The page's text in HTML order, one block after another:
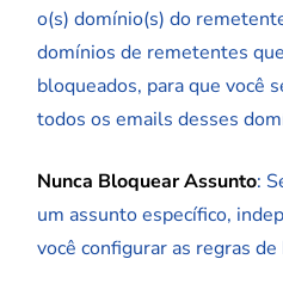
o(s) domínio(s) do
domínios de remetentes
bloqueados, para que você
todos os emails desses
Nunca Bloquear Assunto:
um assunto específico,
você configurar as regras